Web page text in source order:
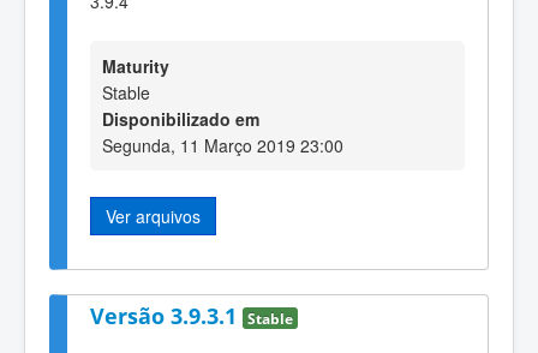
Maturity
Stable
Disponibilizado em
Segunda, 11 Março 2019 23:00
Ver arquivos
Versão 3.9.3.1 Stable